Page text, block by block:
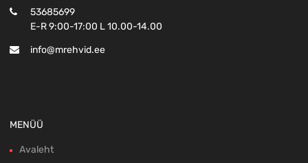
53685699
E-R 9:00-17:00 L 10.00-14.00
info@mrehvid.ee
MENÜÜ
Avaleht